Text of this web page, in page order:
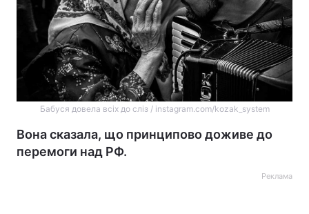
Бабуся довела всіх до сліз / instagram.com/kozak_system
Вона сказала, що принципово доживе до
перемоги над РФ.
Реклама